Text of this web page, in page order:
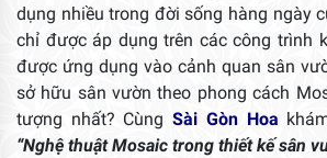
dụng nhiều trong đời sống hàng ngày
chỉ được áp dụng trên các công trình
được ứng dụng vào cảnh quan sân
sở hữu sân vườn theo phong cách
tượng nhất? CùngSài Gòn Hoa
“Nghệ thuật Mosaic trong thiết kế sân